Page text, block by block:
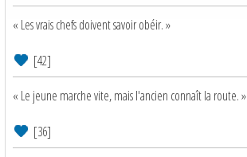
« Les vrais chefs doivent savoir obéir. »
[42]
« Le jeune marche vite, mais l'ancien connaît la route. »
[36]